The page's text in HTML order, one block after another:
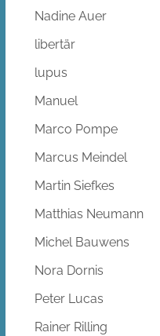
Nadine Auer
libertär
lupus
Manuel
Marco Pompe
Marcus Meindel
Martin Siefkes
Matthias Neumann
Michel Bauwens
Nora Dornis
Peter Lucas
Rainer Rilling